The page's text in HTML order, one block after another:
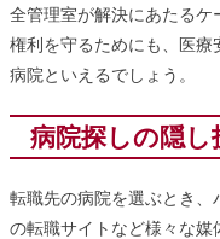
全管理室が解決にあたるケ
権利を守るためにも、医療
病院といえるでしょう。
病院探しの隠し
転職先の病院を選ぶとき、
の転職サイトなど様々な